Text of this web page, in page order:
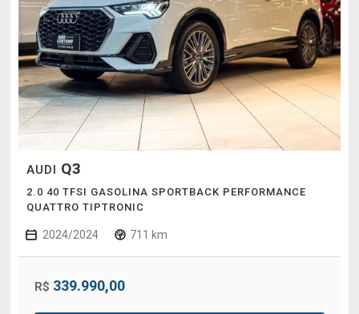
AUDI Q3
2.0 40 TFSI GASOLINA SPORTBACK PERFORMANCE
QUATTRO TIPTRONIC
2024/2024 711 km
R$ 339.990,00